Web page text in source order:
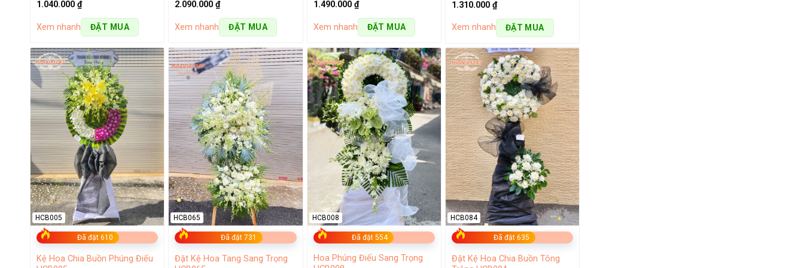
Bái, chúng tôi sẽ làm hài lòng bạn và người nhận hoa.
Dịch vụ điện hoa Yên Bái Hoa Việt 247
Hoa sinh nhật
Hoa sinh nhậtluôn là sản phẩm được chúng tôi chú trọng trong từng thiết kế, tạo ra những món quà tuyệt vời nhất dành tặng cho
những người thân yêu của bạn. Shop hoa Yên Bái đáp ứng nhu cầu của người dùng, chúng tôi luôn nỗ lực và học hỏi nâng cao chuyên
môn để mang đến cho người dùng chất lượng dịch vụ tốt nhất.
1.040.000 ₫
Xem nhanh ĐẶT MUA
2.090.000₫
Xem nhanh ĐẶT MUA
1.490.000 ₫
Xem nhanh ĐẶT MUA
1.310.000 ₫
Xem nhanh ĐẶT MUA
Đã đặt 610
HCB005
Kệ Hoa Chia Buồn Phúng Điếu
Đã đặt 731
HCB065
Đặt Kệ Hoa Tang Sang Trọng
Đã đặt 554
HCB008
Hoa Phúng Điếu Sang Trọng
Đã đặt 635
HCB084
Đặt Kệ Hoa Chia Buồn Tông